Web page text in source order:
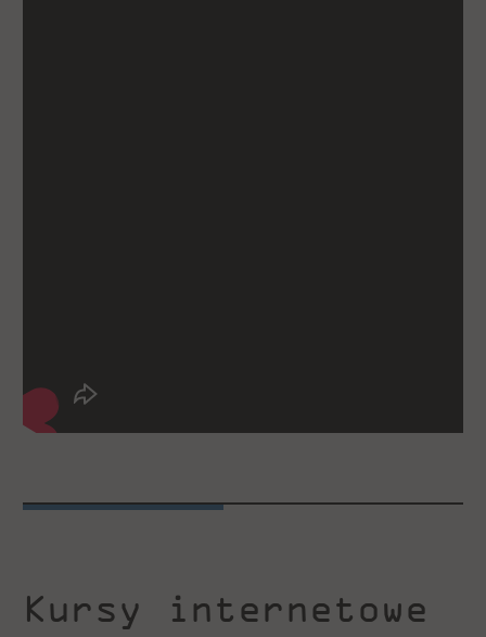
Kursy internetowe